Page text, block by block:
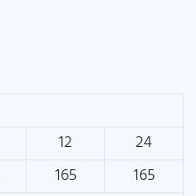
12
24
165
165